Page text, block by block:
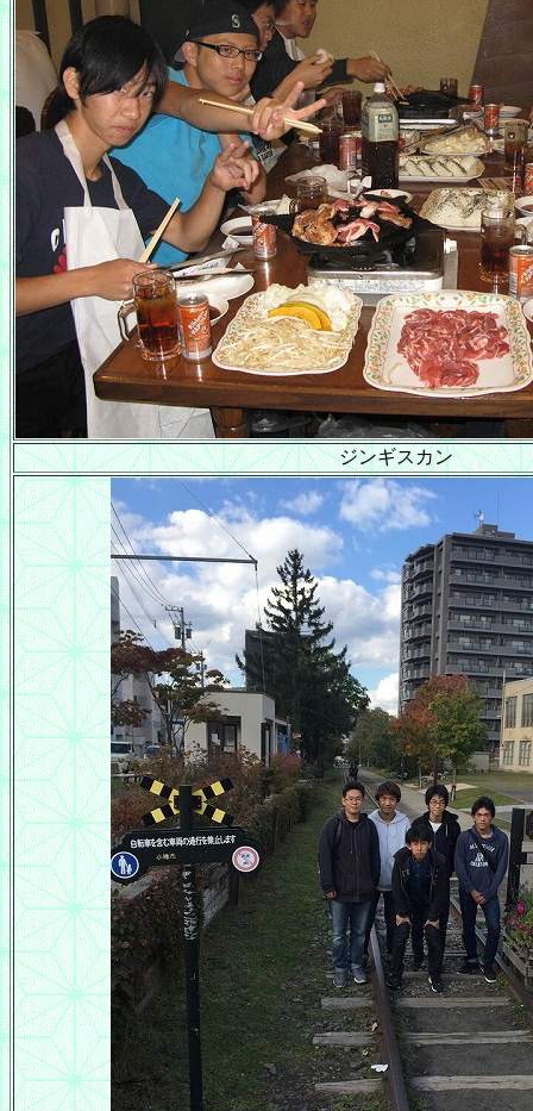
ジンギスカン